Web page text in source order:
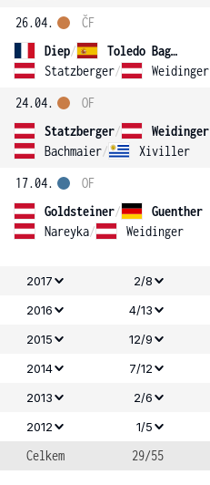
26.04.
Diep/
Toledo Bague
Statzberger/ Weidinger
ČF
24.04.
Statzberger/
Weidinger
Bachmaier/ Xiviller
OF
17.04.
Goldsteiner/
Guenther
Nareyka/ Weidinger
OF
2017 2/8
2016 4/13
2015
12/9
2014
7/12
2013
2/6
2012
1/5
Celkem
29/55